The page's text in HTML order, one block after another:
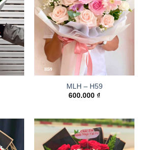
MLH – H59
600.000 ₫